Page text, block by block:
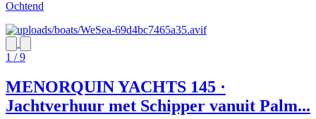
Ochtend
1 / 9
MENORQUIN YACHTS 145 ·
Jachtverhuur met Schipper vanuit Palm...